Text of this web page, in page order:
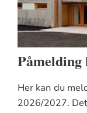
Her kan du
2026/2027.